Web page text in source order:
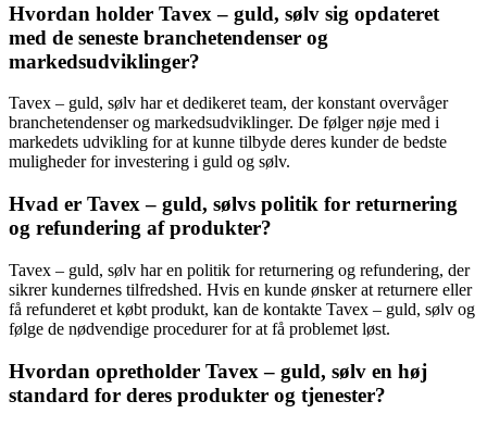
Hvordan holder Tavex – guld, sølv sig opdateret
med de seneste branchetendenser og
markedsudviklinger?
Tavex – guld, sølv har et dedikeret team, der konstant overvåger
branchetendenser og markedsudviklinger. De følger nøje med i
markedets udvikling for at kunne tilbyde deres kunder de bedste
muligheder for investering i guld og sølv.
Hvad er Tavex – guld, sølvs politik for returnering
og refundering af produkter?
Tavex – guld, sølv har en politik for returnering og refundering, der
sikrer kundernes tilfredshed. Hvis en kunde ønsker at returnere eller
få refunderet et købt produkt, kan de kontakte Tavex – guld, sølv og
følge de nødvendige procedurer for at få problemet løst.
Hvordan opretholder Tavex – guld, sølv en høj
standard for deres produkter og tjenester?